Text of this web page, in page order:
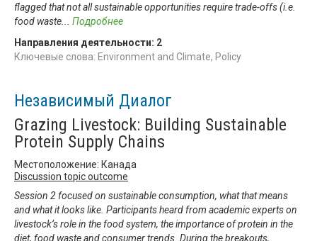
flagged that not all sustainable opportunities require trade-offs (i.e.
food waste
Подробнее
Направления деятельности: 2
Ключевые слова: Environment and Climate, Policy
Независимый Диалог
Grazing Livestock: Building Sustainable
Protein Supply Chains
Местоположение: Канада
Discussion topic outcome
Session 2 focused on sustainable consumption, what that means
and what it looks like. Participants heard from academic experts on
livestock’s role in the food system, the importance of protein in the
diet, food waste and consumer trends. During the breakouts,